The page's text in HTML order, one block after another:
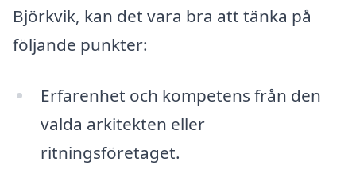
Björkvik, kan det vara bra att tänka på
följande punkter:
Erfarenhet och kompetens från den
valda arkitekten eller
ritningsföretaget.